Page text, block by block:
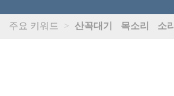
주요 키워드 > 산꼭대기 목소리 소리